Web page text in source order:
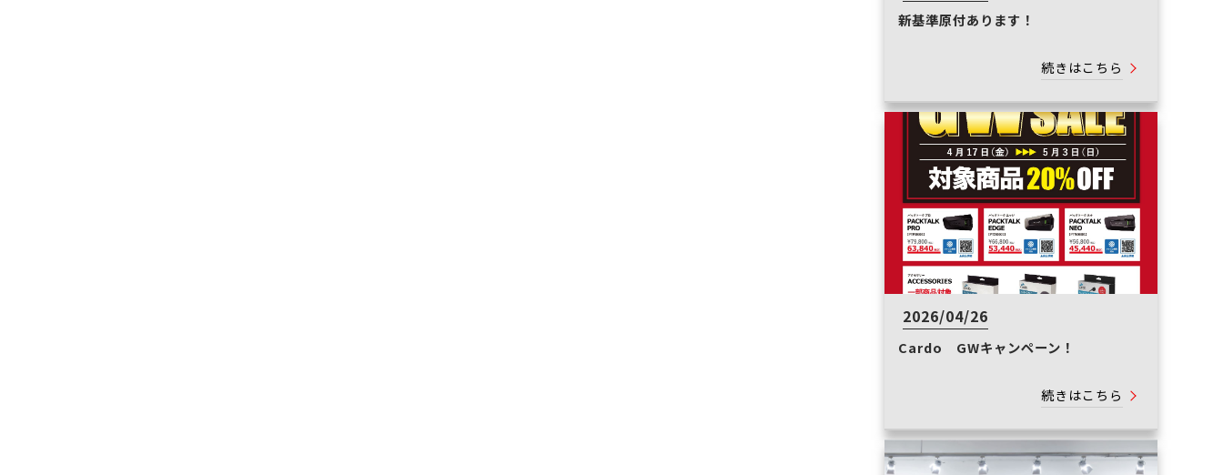
新基準原付あります！
続きはこちら
2026/04/26
Cardo GWキャンペーン！
続きはこちら